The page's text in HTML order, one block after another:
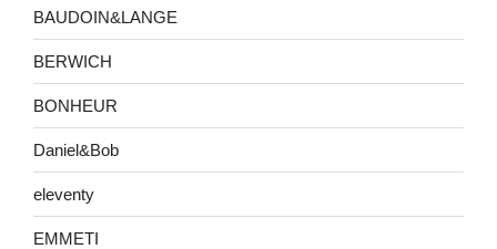
BAUDOIN&LANGE
BERWICH
BONHEUR
Daniel&Bob
eleventy
EMMETI